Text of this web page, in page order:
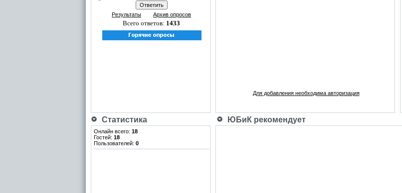
Результаты Архив опросов
Всего ответов: 1433
Для добавления необходима авторизация
Статистика ЮБиК рекомендует
Онлайн всего: 18
Гостей: 18
Пользователей: 0